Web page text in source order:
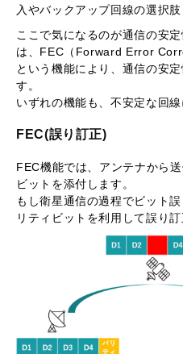
入やバックアップ回線の選択
ここで気になるのが通信の安
は、FEC（Forward Error
という機能により、通信の安
す。
いずれの機能も、不安定な回線
FEC(誤り訂正)
FEC機能では、アンテナから
ビットを添付します。
もし衛星通信の過程でビット
リティビットを利用して誤り